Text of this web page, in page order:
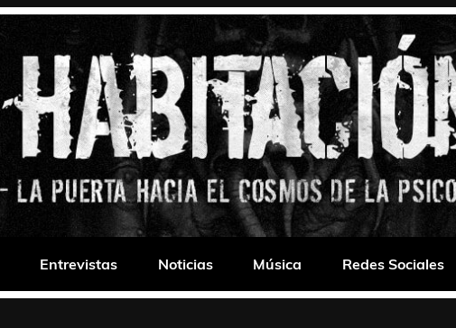
Entrevistas Noticias Música Redes Sociales